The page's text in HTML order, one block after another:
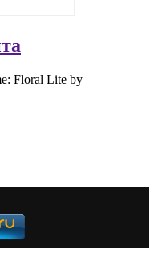
Floral Lite by